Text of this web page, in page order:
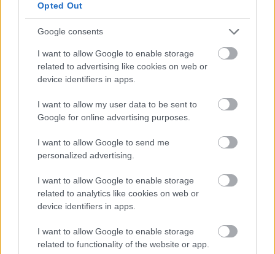
Opted Out
Google consents
I want to allow Google to enable storage
related to advertising like cookies on web or
device identifiers in apps.
I want to allow my user data to be sent to
Google for online advertising purposes.
I want to allow Google to send me
personalized advertising.
I want to allow Google to enable storage
related to analytics like cookies on web or
device identifiers in apps.
I want to allow Google to enable storage
related to functionality of the website or app.
14-es.
Nem csak az eisenachi Bach Ház kurátorait
kezdték el újra érdekelni a zeneszerző
számrejtvényei. Lars von Trier új filmje (
nimfomániás) egy párbeszédében is szóba
polifónia elmélete.
Forrás: The Guardian
Németország Zene Kiállítás
Évforduló
Komolyzene